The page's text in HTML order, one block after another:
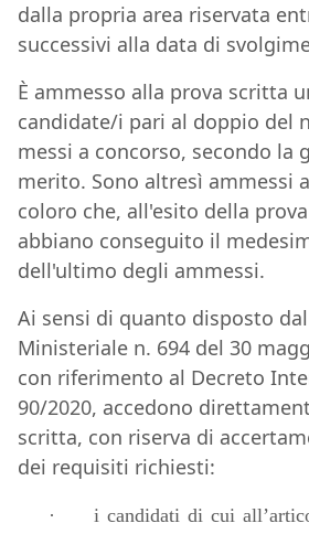
dalla propria area riservata
successivi alla data di
È ammesso alla prova scritta
candidate/i pari al doppio del
messi a concorso, secondo la
merito. Sono altresì ammessi
coloro che, all'esito della
abbiano conseguito il
dell'ultimo degli ammessi.
Ai sensi di quanto disposto
Ministeriale n. 694 del 30
con riferimento al Decreto
90/2020, accedono
scritta, con riserva di
dei requisiti richiesti:
·
i candidati di cui